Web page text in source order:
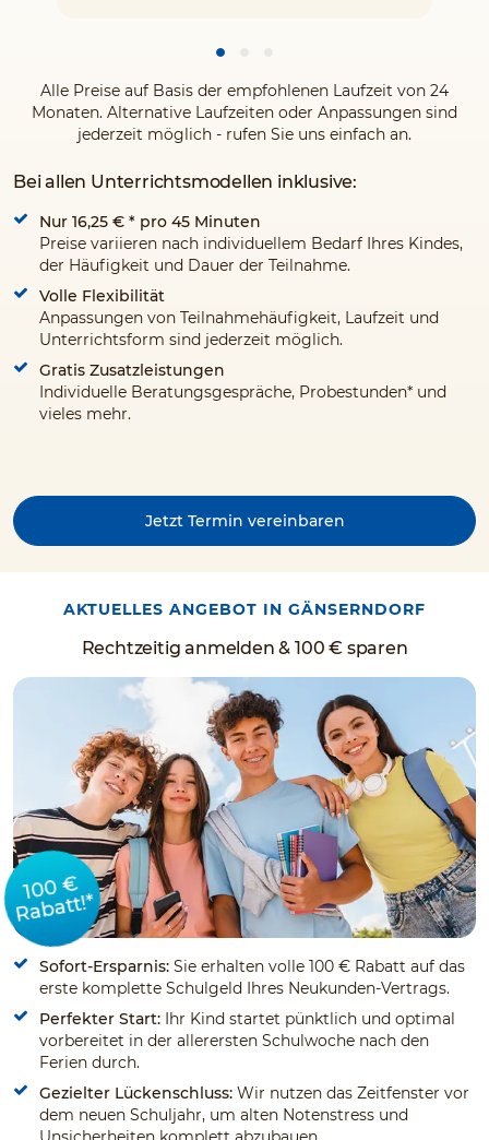
Alle Preise auf Basis der empfohlenen Laufzeit von 24
Monaten. Alternative Laufzeiten oder Anpassungen sind
jederzeit möglich - rufen Sie uns einfach an.
Bei allen Unterrichtsmodellen inklusive:
Nur 16,25 € * pro 45 Minuten
Preise variieren nach individuellem Bedarf Ihres Kindes,
der Häufigkeit und Dauer der Teilnahme.
Volle Flexibilität
Anpassungen von Teilnahmehäufigkeit, Laufzeit und
Unterrichtsform sind jederzeit möglich.
Gratis Zusatzleistungen
Individuelle Beratungsgespräche, Probestunden* und
vieles mehr.
Jetzt Termin vereinbaren
AKTUELLES ANGEBOT IN GÄNSERNDORF
Rechtzeitig anmelden & 100 € sparen
100 €
Rabatt!*
Sofort-Ersparnis: Sie erhalten volle 100 € Rabatt auf das
erste komplette Schulgeld Ihres Neukunden-Vertrags.
Perfekter Start: Ihr Kind startet pünktlich und optimal
vorbereitet in der allerersten Schulwoche nach den
Ferien durch.
Gezielter Lückenschluss: Wir nutzen das Zeitfenster vor
dem neuen Schuljahr, um alten Notenstress und